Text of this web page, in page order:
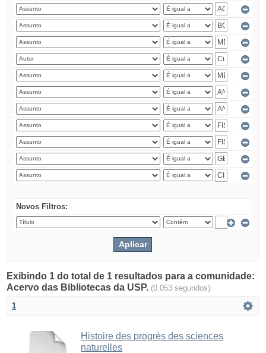
Novos Filtros:
Exibindo 1 do total de 1 resultados para a comunidade:
Acervo das Bibliotecas da USP. (0.053 segundos)
1
Histoire des progrès des sciences
naturelles